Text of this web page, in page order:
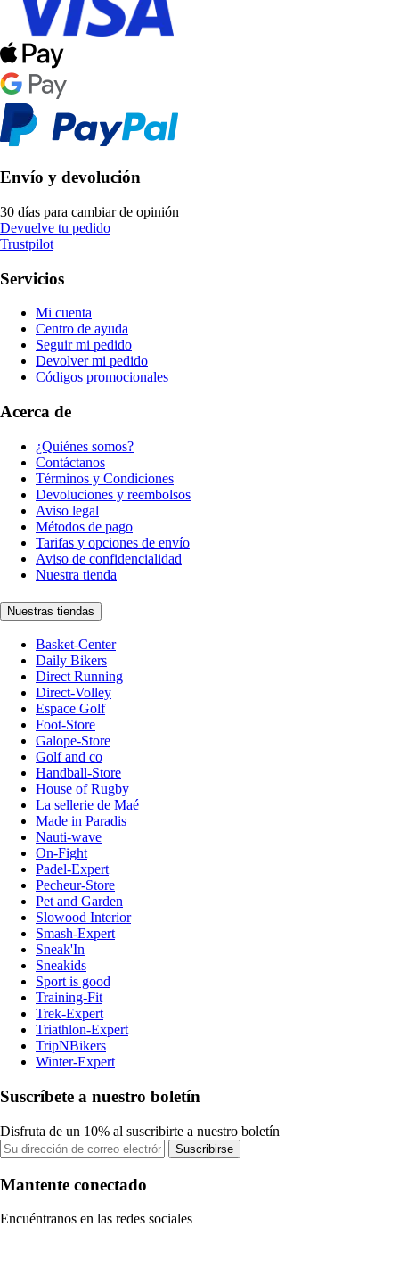
Envío y devolución
30 días para cambiar de opinión
Devuelve tu pedido
Trustpilot
Servicios
Mi cuenta
Centro de ayuda
Seguir mi pedido
Devolver mi pedido
Códigos promocionales
Acerca de
¿Quiénes somos?
Contáctanos
Términos y Condiciones
Devoluciones y reembolsos
Aviso legal
Métodos de pago
Tarifas y opciones de envío
Aviso de confidencialidad
Nuestra tienda
Nuestras tiendas
Basket-Center
Daily Bikers
Direct Running
Direct-Volley
Espace Golf
Foot-Store
Galope-Store
Golf and co
Handball-Store
House of Rugby
La sellerie de Maé
Made in Paradis
Nauti-wave
On-Fight
Padel-Expert
Pecheur-Store
Pet and Garden
Slowood Interior
Smash-Expert
Sneak'In
Sneakids
Sport is good
Training-Fit
Trek-Expert
Triathlon-Expert
TripNBikers
Winter-Expert
Suscríbete a nuestro boletín
Disfruta de un 10% al suscribirte a nuestro boletín
Suscribirse
Mantente conectado
Encuéntranos en las redes sociales